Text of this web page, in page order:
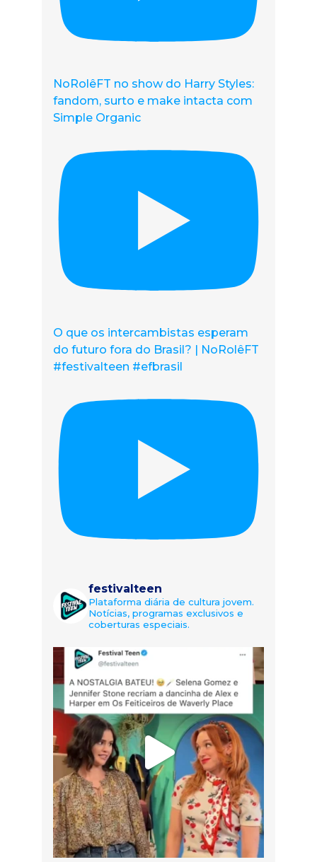
NoRolêFT no show do Harry Styles:
fandom, surto e make intacta com
Simple Organic
O que os intercambistas esperam
do futuro fora do Brasil? | NoRolêFT
#festivalteen #efbrasil
festivalteen
Plataforma diária de cultura jovem.
Notícias, programas exclusivos e
coberturas especiais.